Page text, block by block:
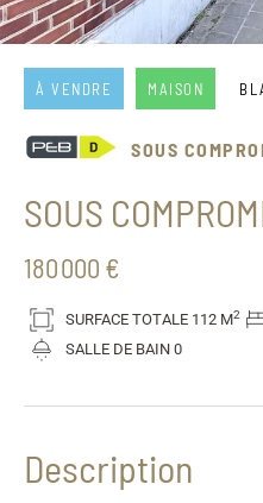
À VENDRE MAISON
SOUS
SOUS
180 000 €
SURFACE TOTALE 112 M2
SALLE DE BAIN 0
Description